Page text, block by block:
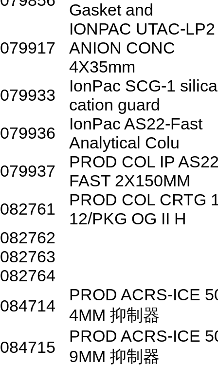
Gasket and
079917
IONPAC UTAC-LP2
ANION CONC
4X35mm
079933
IonPac SCG-1 silica
cation guard
079936
IonPac AS22-Fast
Analytical Colu
079937
PROD COL IP
FAST 2X150MM
082761
PROD COL CRTG
12/PKG OG II H
082762
082763
082764
084714
PROD ACRS-ICE
4MM 抑制器
084715
PROD ACRS-ICE
9MM 抑制器